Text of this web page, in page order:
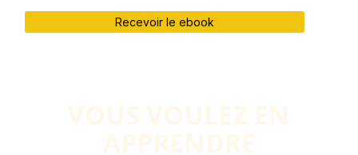
Recevoir le ebook